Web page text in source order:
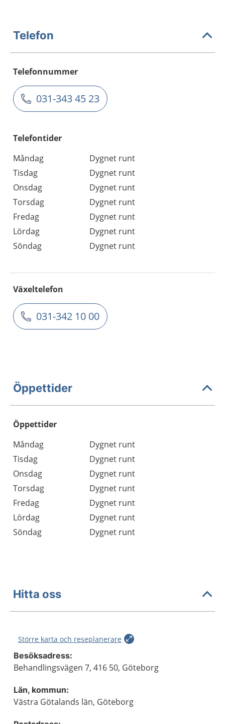
Telefon
Telefonnummer
031-343 45 23
Telefontider
Måndag
Dygnet runt
Tisdag
Dygnet runt
Onsdag
Dygnet runt
Torsdag
Dygnet runt
Fredag
Dygnet runt
Lördag
Dygnet runt
Söndag
Dygnet runt
Växeltelefon
031-342 10 00
Öppettider
Öppettider
Dag
Öppettider
Kommentarer
Måndag
Dygnet runt
Tisdag
Dygnet runt
Onsdag
Dygnet runt
Torsdag
Dygnet runt
Fredag
Dygnet runt
Lördag
Dygnet runt
Söndag
Dygnet runt
Hitta oss
Större karta och reseplanerare
Besöksadress:
Behandlingsvägen 7, 416 50, Göteborg
Län, kommun:
Västra Götalands län, Göteborg